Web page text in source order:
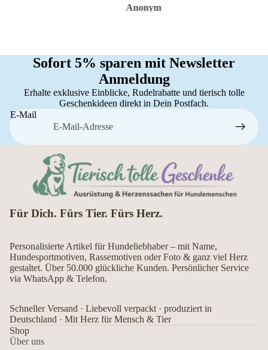
Anonym
Sofort 5% sparen mit Newsletter
Anmeldung
Erhalte exklusive Einblicke, Rudelrabatte und tierisch tolle
Geschenkideen direkt in Dein Postfach.
E-Mail
Für Dich. Fürs Tier. Fürs Herz.
Personalisierte Artikel für Hundeliebhaber – mit Name,
Hundesportmotiven, Rassemotiven oder Foto & ganz viel Herz
gestaltet. Über 50.000 glückliche Kunden. Persönlicher Service
via WhatsApp & Telefon.
Schneller Versand · Liebevoll verpackt · produziert in
Deutschland · Mit Herz für Mensch & Tier
Shop
Über uns